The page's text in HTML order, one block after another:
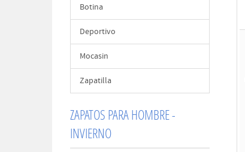
Botina
Deportivo
Mocasin
Zapatilla
ZAPATOS PARA HOMBRE -
INVIERNO